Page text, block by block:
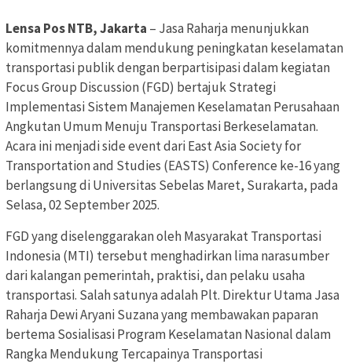
Lensa Pos NTB, Jakarta – Jasa Raharja menunjukkan
komitmennya dalam mendukung peningkatan keselamatan
transportasi publik dengan berpartisipasi dalam kegiatan
Focus Group Discussion (FGD) bertajuk Strategi
Implementasi Sistem Manajemen Keselamatan Perusahaan
Angkutan Umum Menuju Transportasi Berkeselamatan.
Acara ini menjadi side event dari East Asia Society for
Transportation and Studies (EASTS) Conference ke-16 yang
berlangsung di Universitas Sebelas Maret, Surakarta, pada
Selasa, 02 September 2025.
FGD yang diselenggarakan oleh Masyarakat Transportasi
Indonesia (MTI) tersebut menghadirkan lima narasumber
dari kalangan pemerintah, praktisi, dan pelaku usaha
transportasi. Salah satunya adalah Plt. Direktur Utama Jasa
Raharja Dewi Aryani Suzana yang membawakan paparan
bertema Sosialisasi Program Keselamatan Nasional dalam
Rangka Mendukung Tercapainya Transportasi